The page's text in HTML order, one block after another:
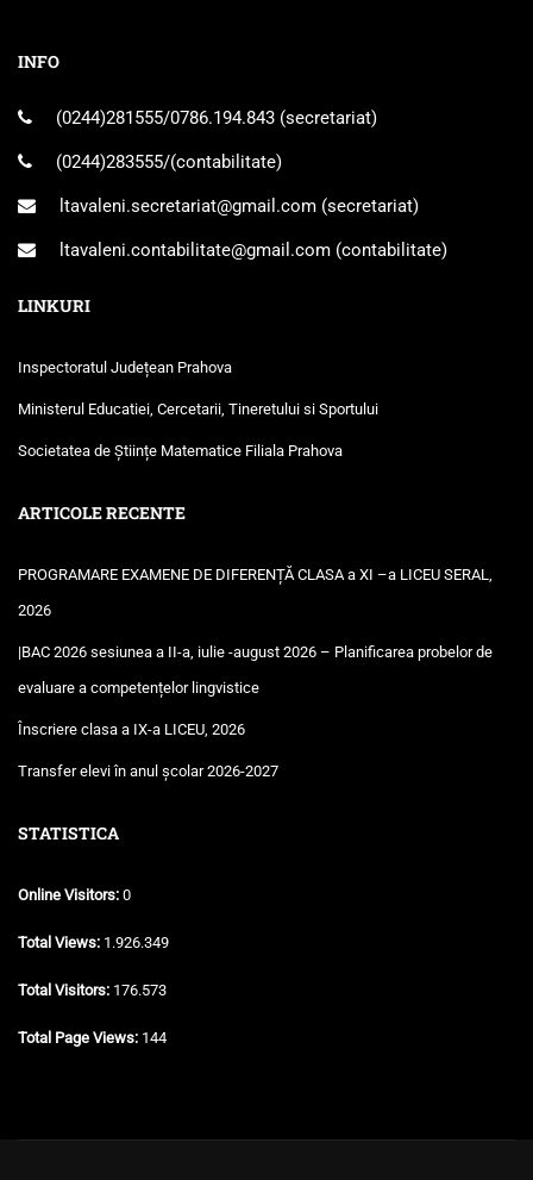
INFO
(0244)281555/0786.194.843 (secretariat)
(0244)283555/(contabilitate)
ltavaleni.secretariat@gmail.com (secretariat)
ltavaleni.contabilitate@gmail.com (contabilitate)
LINKURI
Inspectoratul Județean Prahova
Ministerul Educatiei, Cercetarii, Tineretului si Sportului
Societatea de Științe Matematice Filiala Prahova
ARTICOLE RECENTE
PROGRAMARE EXAMENE DE DIFERENȚĂ CLASA a XI –a LICEU SERAL,
2026
|BAC 2026 sesiunea a II-a, iulie -august 2026 – Planificarea probelor de
evaluare a competențelor lingvistice
Înscriere clasa a IX-a LICEU, 2026
Transfer elevi în anul școlar 2026-2027
STATISTICA
Online Visitors: 0
Total Views: 1.926.349
Total Visitors: 176.573
Total Page Views: 144